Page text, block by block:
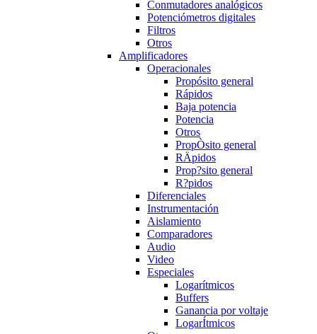
Conmutadores analógicos
Potenciómetros digitales
Filtros
Otros
Amplificadores
Operacionales
Propósito general
Rápidos
Baja potencia
Potencia
Otros
PropÒsito general
RÄpidos
Prop?sito general
R?pidos
Diferenciales
Instrumentación
Aislamiento
Comparadores
Audio
Video
Especiales
Logarítmicos
Buffers
Ganancia por voltaje
LogarÍtmicos